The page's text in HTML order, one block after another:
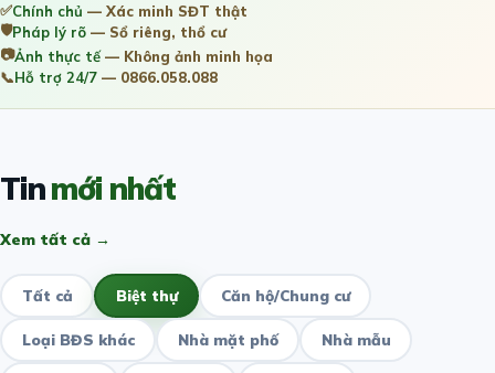
✅Chính chủ — Xác minh SĐT thật
🛡️Pháp lý rõ — Sổ riêng, thổ cư
📷Ảnh thực tế— Không ảnh minh họa
📞Hỗ trợ 24/7 — 0866.058.088
Tinmới nhất
Xem tất cả →
Tất cả Biệt thự Căn hộ/Chung cư
Loại BĐS khác Nhà mặt phố Nhà mẫu